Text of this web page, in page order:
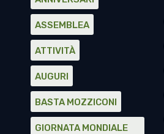
ASSEMBLEA
ATTIVITÀ
AUGURI
BASTA MOZZICONI
GIORNATA MONDIALE